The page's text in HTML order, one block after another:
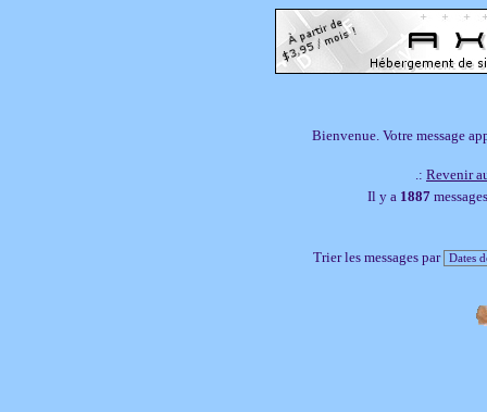
Bienvenue. Votre message
.: Revenir
Il y a 1887
Trier les messages par